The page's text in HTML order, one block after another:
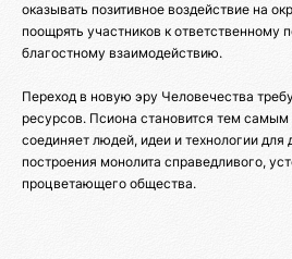
оказывать позитивное воздействие на
поощрять участников к ответственному
благостному взаимодействию.
Переход в новую эру Человечества
ресурсов. Псиона становится тем
соединяет людей, идеи и технологии
построения монолита справедливого,
процветающего общества.